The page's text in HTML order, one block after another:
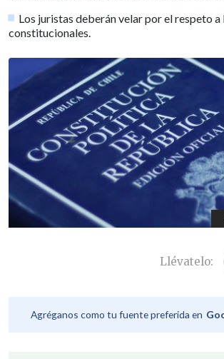
Los juristas deberán velar por el respeto a
constitucionales.
Llévatelo:
Agréganos como tu fuente preferida en